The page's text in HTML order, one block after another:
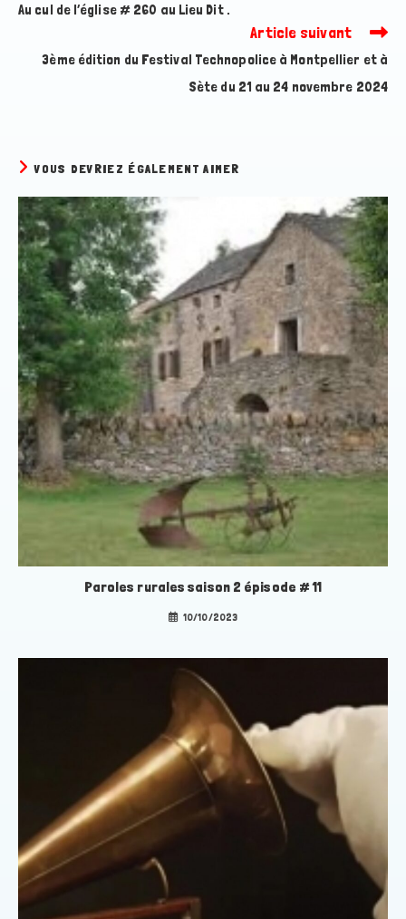
articles
Au cul de l’église # 260 au Lieu Dit .
Article suivant
3ème édition du Festival Technopolice à Montpellier et à
Sète du 21 au 24 novembre 2024
VOUS DEVRIEZ ÉGALEMENT AIMER
Paroles rurales saison 2 épisode # 11
10/10/2023